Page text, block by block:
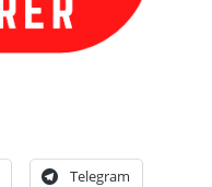
Telegram